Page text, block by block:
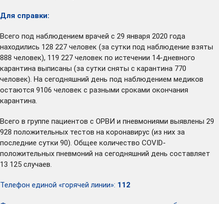
Для справки:
Всего под наблюдением врачей с 29 января 2020 года
находились 128 227 человек (за сутки под наблюдение взяты
888 человек), 119 227 человек по истечении 14-дневного
карантина выписаны (за сутки сняты с карантина 770
человек). На сегодняшний день под наблюдением медиков
остаются 9106 человек с разными сроками окончания
карантина.
Всего в группе пациентов с ОРВИ и пневмониями выявлены 29
928 положительных тестов на коронавирус (из них за
последние сутки 90). Общее количество COVID-
положительных пневмоний на сегодняшний день составляет
13 125 случаев.
Телефон единой «горячей линии»: 112